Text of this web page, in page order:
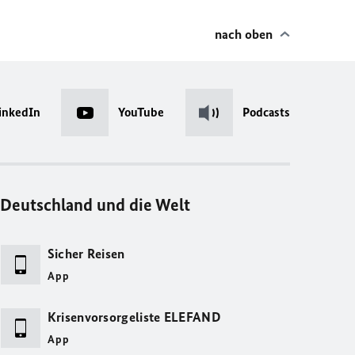
nach oben
YouTube Podcasts
Deutschland und die Welt
Sicher Reisen
App
Krisenvorsorgeliste ELEFAND
App